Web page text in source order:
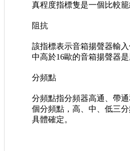
真程度指標隻是一個比較籠統
阻抗
該指標表示音箱揚聲器輸入
中高於16歐的音箱揚聲器是
分頻點
分頻點指分頻器高通、帶
個分頻點，高、中
具體確定。